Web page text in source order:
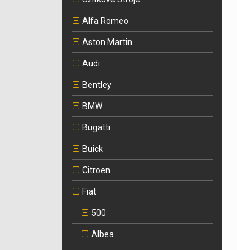
Alfa Romeo
Aston Martin
Audi
Bentley
BMW
Bugatti
Buick
Citroen
Fiat
500
Albea